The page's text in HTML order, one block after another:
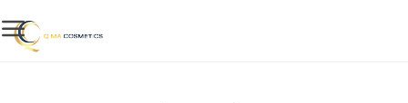
to
content